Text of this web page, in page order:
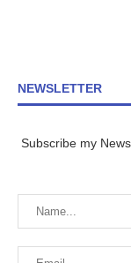
NEWSLETTER
Subscribe my